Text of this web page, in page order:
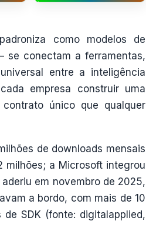
como modelos de
se conectam a ferramentas,
entre a inteligência
empresa construir uma
único que qualquer
de downloads mensais
milhões; a Microsoft integrou
em novembro de 2025,
a bordo, com mais de 10
SDK (fonte: digitalapplied,